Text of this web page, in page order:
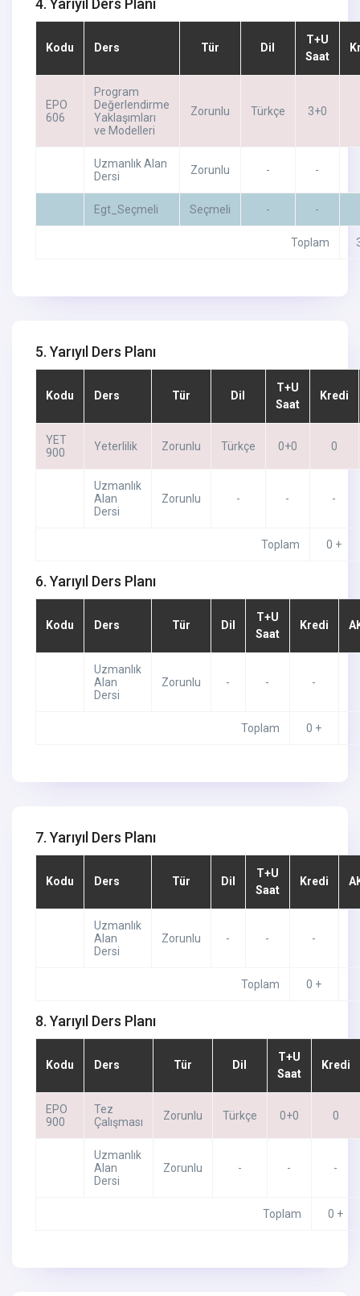
Kodu Ders Tür Dil
T+U
Saat
EPO
606
Program
Değerlendirme
Yaklaşımları
ve Modelleri
Zorunlu Türkçe 3+0
Uzmanlık Alan
Dersi
Zorunlu - -
Egt_Seçmeli Seçmeli - -
Toplam
5. Yarıyıl Ders Planı
Kodu Ders Tür Dil
T+U
Saat
Kredi
YET
900
Yeterlilik Zorunlu Türkçe 0+0 0
Uzmanlık
Alan
Dersi
Zorunlu - - -
Toplam 0 +
6. Yarıyıl Ders Planı
Kodu Ders Tür Dil
T+U
Saat
Kredi
Uzmanlık
Alan
Dersi
Zorunlu - - -
Toplam 0 +
7. Yarıyıl Ders Planı
Kodu Ders Tür Dil
T+U
Saat
Kredi
Uzmanlık
Alan
Dersi
Zorunlu - - -
Toplam 0 +
8. Yarıyıl Ders Planı
Kodu Ders Tür Dil
T+U
Saat
Kredi
EPO
900
Tez
Çalışması
Zorunlu Türkçe 0+0 0
Uzmanlık
Alan
Dersi
Zorunlu - - -
Toplam 0 +